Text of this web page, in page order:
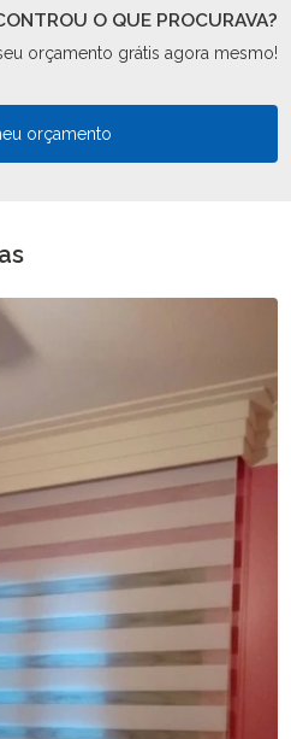
O QUE PROCURAVA?
orçamento grátis agora mesmo!
orçamento